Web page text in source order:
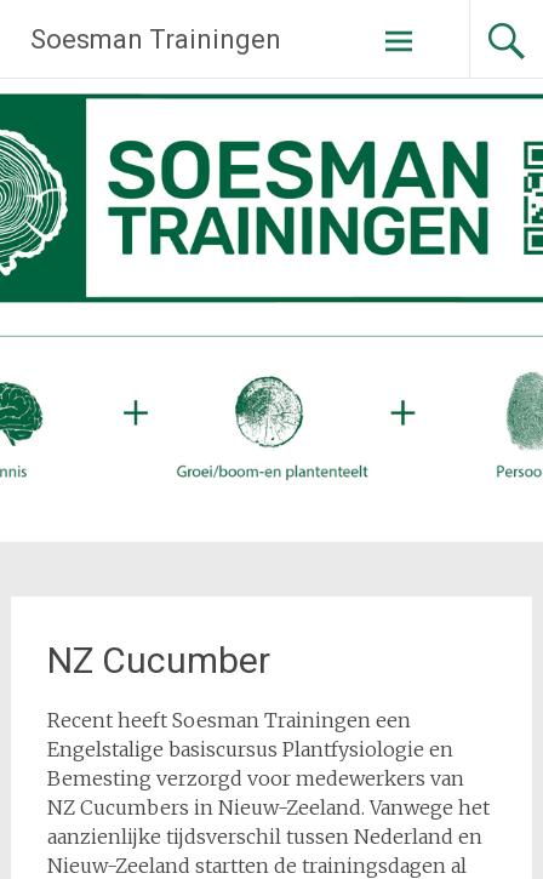
naar
de
inhoud
Soesman Trainingen
NZ Cucumber
Recent heeft Soesman Trainingen een
Engelstalige basiscursus Plantfysiologie en
Bemesting verzorgd voor medewerkers van
NZ Cucumbers in Nieuw-Zeeland. Vanwege het
aanzienlijke tijdsverschil tussen Nederland en
Nieuw-Zeeland startten de trainingsdagen al